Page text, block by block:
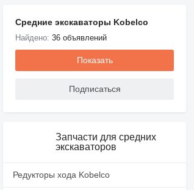
Средние экскаваторы Kobelco
Найдено:36 объявлений
Показать
Подписаться
Запчасти для средних
экскаваторов
Редукторы хода Kobelco